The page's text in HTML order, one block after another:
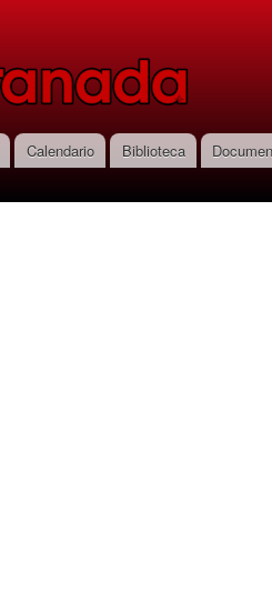
principal
Calendario Biblioteca